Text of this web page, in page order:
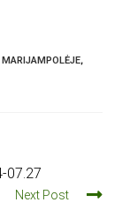
,
07.27
Next Post